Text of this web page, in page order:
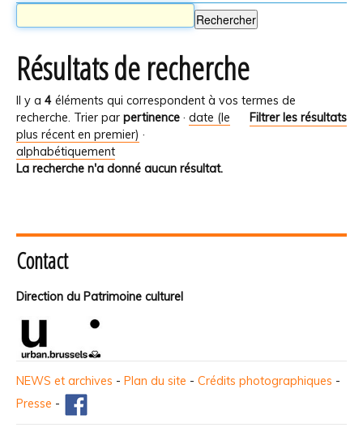
Résultats de recherche
Il y a 4 éléments qui correspondent à vos termes de
recherche.
Filtrer les résultats
Trier par pertinence · date (le
plus récent en premier) ·
alphabétiquement
La recherche n'a donné aucun résultat.
Contact
Direction du Patrimoine culturel
NEWS et archives - Plan du site - Crédits photographiques -
Presse -